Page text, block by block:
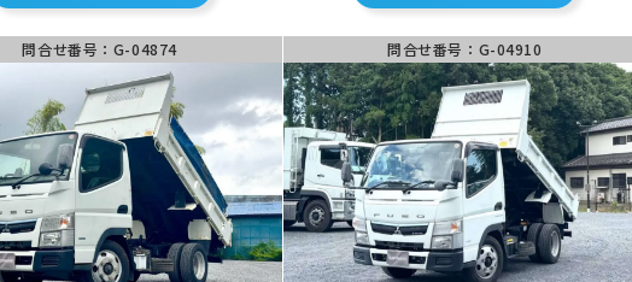
問合せ番号：G-04874 問合せ番号：G-04910